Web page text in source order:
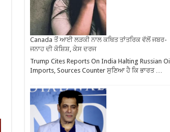
Canada ਤੋਂ ਆਈ ਲੜਕੀ ਨਾਲ ਕਥਿਤ ਤਾਂਤਰਿਕ ਵੱਲੋਂ ਜਬਰ-
ਜਨਾਹ ਦੀ ਕੋਸ਼ਿਸ਼, ਕੇਸ ਦਰਜ
Trump Cites Reports On India Halting Russian Oil
Imports, Sources Counter ਸੁਣਿਆ ਹੈ ਕਿ ਭਾਰਤ …